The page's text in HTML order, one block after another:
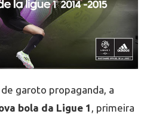
de garoto propaganda, a
bola da Ligue 1
, primeira